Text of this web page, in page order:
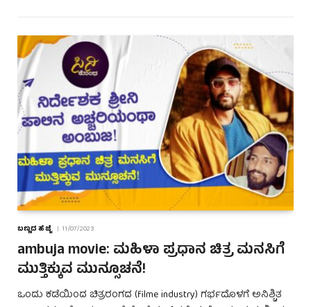
ಬಣ್ಣದ ಹೆಜ್ಜೆ 11/07/2023
ambuja movie: ಮಹಿಳಾ ಪ್ರಧಾನ ಚಿತ್ರ ಮನಸಿಗೆ
ಮುತ್ತಿಕ್ಕುವ ಮುನ್ಸೂಚನೆ!
ಒಂದು ಕಡೆಯಿಂದ ಚಿತ್ರರಂಗದ (filme industry) ಗರ್ಭದೊಳಗೆ ಅನಿಶ್ಚಿತ